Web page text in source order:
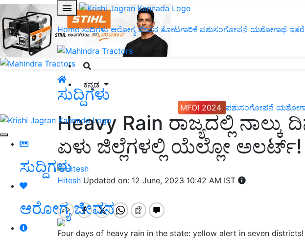
Home ಸುದ್ದಿಗಳು ಆರೋಗ್ಯ ಜೀವನ ತೋಟಗಾರಿಕೆ ಪಶುಸಂಗೋಪನೆ ಯಶೋಗಾಥೆ ಇತರೆ
ಕನ್ನಡ
MFOI 2024 ಪಶುಸಂಗೋಪನೆ
ಸುದ್ದಿಗಳು
ಆರೋಗ್ಯ ಜೀವನ
ಸುದ್ದಿಗಳು
Heavy Rain ರಾಜ್ಯದಲ್ಲಿ
ಏಳು ಜಿಲ್ಲೆಗಳಲ್ಲಿ ಯೆಲ್ಲೋ ಅಲರ್ಟ್‌!
Hitesh Updated on: 12 June, 2023 10:42 AM IST
Four days of heavy rain in the state: yellow alert in seven districts!